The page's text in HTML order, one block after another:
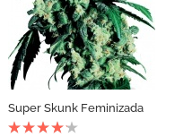
Super Skunk Feminizada